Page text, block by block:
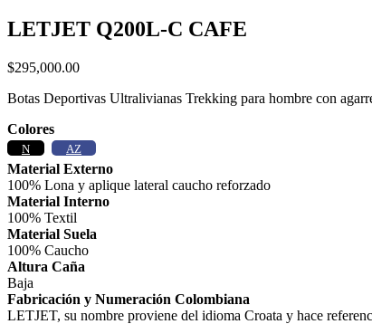
LETJET Q200L-C CAFE
$295,000.00
Botas Deportivas Ultralivianas Trekking para hombre con
Colores
N AZ
Material Externo
100% Lona y aplique lateral caucho reforzado
Material Interno
100% Textil
Material Suela
100% Caucho
Altura Caña
Baja
Fabricación y Numeración Colombiana
LETJET, su nombre proviene del idioma Croata y hace